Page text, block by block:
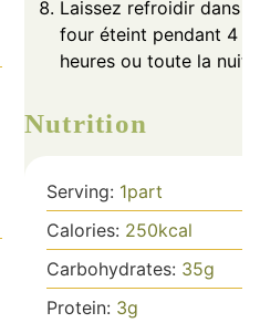
Laissez refroidir dans le
four éteint pendant 4
heures ou toute la nuit.
Nutrition
Serving: 1part
Calories: 250kcal
Carbohydrates: 35g
Protein: 3g